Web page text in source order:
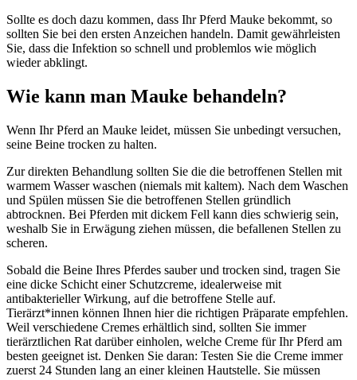
Sollte es doch dazu kommen, dass Ihr Pferd Mauke bekommt, so
sollten Sie bei den ersten Anzeichen handeln. Damit gewährleisten
Sie, dass die Infektion so schnell und problemlos wie möglich
wieder abklingt.
Wie kann man Mauke behandeln?
Wenn Ihr Pferd an Mauke leidet, müssen Sie unbedingt versuchen,
seine Beine trocken zu halten.
Zur direkten Behandlung sollten Sie die die betroffenen Stellen mit
warmem Wasser waschen (niemals mit kaltem). Nach dem Waschen
und Spülen müssen Sie die betroffenen Stellen gründlich
abtrocknen. Bei Pferden mit dickem Fell kann dies schwierig sein,
weshalb Sie in Erwägung ziehen müssen, die befallenen Stellen zu
scheren.
Sobald die Beine Ihres Pferdes sauber und trocken sind, tragen Sie
eine dicke Schicht einer Schutzcreme, idealerweise mit
antibakterieller Wirkung, auf die betroffene Stelle auf.
Tierärzt*innen können Ihnen hier die richtigen Präparate empfehlen.
Weil verschiedene Cremes erhältlich sind, sollten Sie immer
tierärztlichen Rat darüber einholen, welche Creme für Ihr Pferd am
besten geeignet ist. Denken Sie daran: Testen Sie die Creme immer
zuerst 24 Stunden lang an einer kleinen Hautstelle. Sie müssen